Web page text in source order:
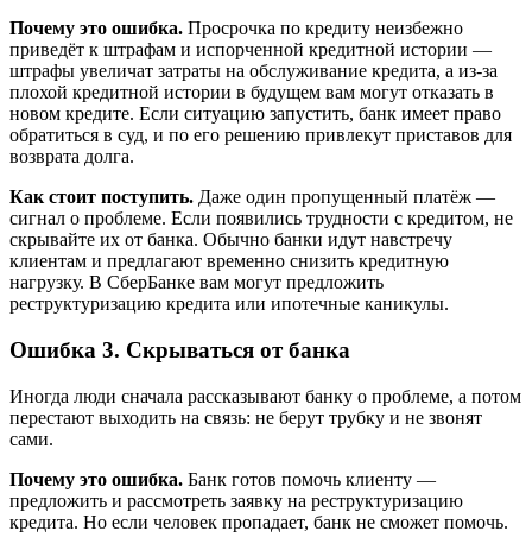
Почему это ошибка. Просрочка по кредиту неизбежно
приведёт к штрафам и испорченной кредитной истории —
штрафы увеличат затраты на обслуживание кредита, а из-за
плохой кредитной истории в будущем вам могут отказать в
новом кредите. Если ситуацию запустить, банк имеет право
обратиться в суд, и по его решению привлекут приставов для
возврата долга.
Как стоит поступить. Даже один пропущенный платёж —
сигнал о проблеме. Если появились трудности с кредитом, не
скрывайте их от банка. Обычно банки идут навстречу
клиентам и предлагают временно снизить кредитную
нагрузку. В СберБанке вам могут предложить
реструктуризацию кредита или ипотечные каникулы.
Ошибка 3. Скрываться от банка
Иногда люди сначала рассказывают банку о проблеме, а потом
перестают выходить на связь: не берут трубку и не звонят
сами.
Почему это ошибка. Банк готов помочь клиенту —
предложить и рассмотреть заявку на реструктуризацию
кредита. Но если человек пропадает, банк не сможет помочь.